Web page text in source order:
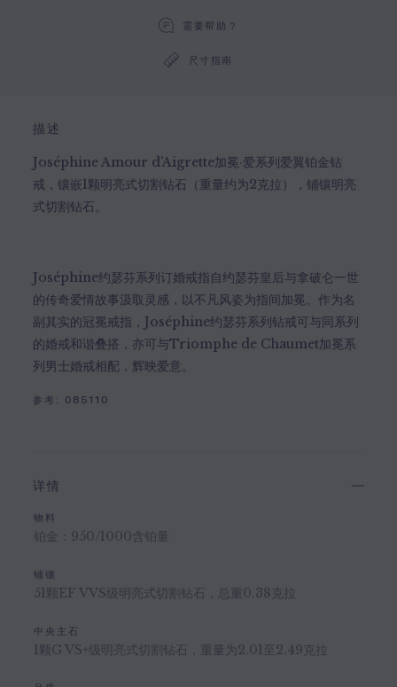
需要帮助？
尺寸指南
描述
Joséphine Amour d'Aigrette加冕·爱系列爱翼铂金钻
戒，镶嵌1颗明亮式切割钻石（重量约为2克拉），铺镶明亮
式切割钻石。
Joséphine约瑟芬系列订婚戒指自约瑟芬皇后与拿破仑一世
的传奇爱情故事汲取灵感，以不凡风姿为指间加冕。作为名
副其实的冠冕戒指，Joséphine约瑟芬系列钻戒可与同系列
的婚戒和谐叠搭，亦可与Triomphe de Chaumet加冕系
列男士婚戒相配，辉映爱意。
参考: 085110
详情
物料
铂金：950/1000含铂量
铺镶
51颗EF VVS级明亮式切割钻石，总重0.38克拉
中央主石
1颗G VS+级明亮式切割钻石，重量为2.01至2.49克拉